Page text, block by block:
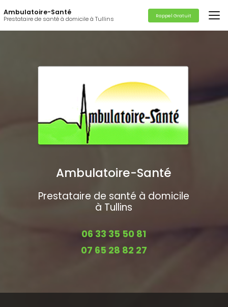
au
contenu
principal
Ambulatoire-Santé
Prestataire de santé à domicile à Tullins Rappel Gratuit
Ambulatoire-Santé
Prestataire de santé à domicile
à Tullins
06 33 35 50 81
07 65 28 82 27